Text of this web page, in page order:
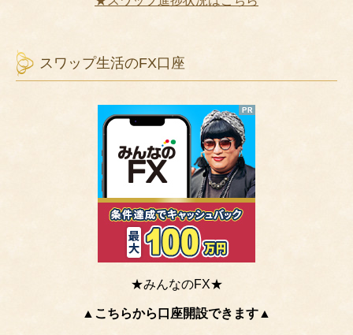
スワップ生活のFX口座
★みんなのFX★
▲こちらから口座開設できます▲